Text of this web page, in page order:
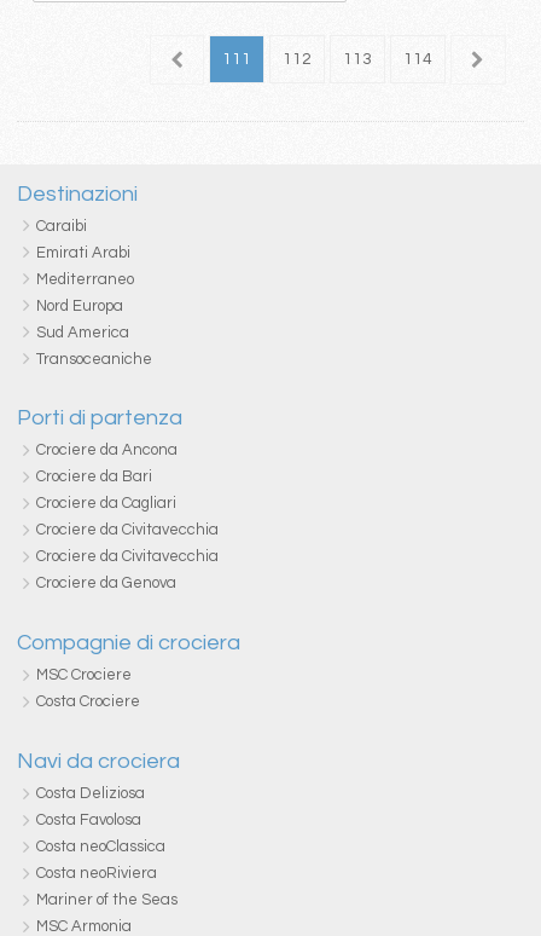
110 111 112 113 114 115
Destinazioni
Caraibi
Emirati Arabi
Mediterraneo
Nord Europa
Sud America
Transoceaniche
Porti di partenza
Crociere da Ancona
Crociere da Bari
Crociere da Cagliari
Crociere da Civitavecchia
Crociere da Civitavecchia
Crociere da Genova
Compagnie di crociera
MSC Crociere
Costa Crociere
Navi da crociera
Costa Deliziosa
Costa Favolosa
Costa neoClassica
Costa neoRiviera
Mariner of the Seas
MSC Armonia